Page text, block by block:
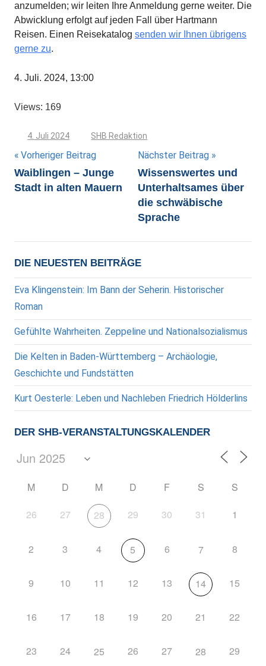
anzumelden; wir leiten Ihre Anmeldung gerne weiter. Die
Abwicklung erfolgt auf jeden Fall über Hartmann
Reisen. Einen Reisekatalog senden wir Ihnen übrigens
gerne zu.
4. Juli. 2024, 13:00
Views: 169
4. Juli 2024 SHB Redaktion
Beitragsnavigation
Vorheriger Beitrag
Waiblingen – Junge
Stadt in alten Mauern
Nächster Beitrag
Wissenswertes und
Unterhaltsames über
die schwäbische
Sprache
DIE NEUESTEN BEITRÄGE
Eva Klingenstein: Im Bann der Seherin. Historischer
Roman
Gefühlte Wahrheiten. Zeppeline und Nationalsozialismus
Die Kelten in Baden-Württemberg – Archäologie,
Geschichte und Fundstätten
Kurt Oesterle: Leben und Nachleben Friedrich Hölderlins
DER SHB-VERANSTALTUNGSKALENDER
M D M D F S S
26 27 28 29 30 31 1
2 3 4 5 6 7 8
9 10 11 12 13 14 15
16 17 18 19 20 21 22
23 24 25 26 27 28 29